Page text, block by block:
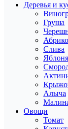
Деревья и
Груша
Слива
Яблоня
Алыча
Овощи
Томат